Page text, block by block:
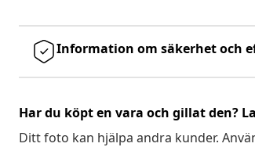
Information om säkerhet och
Har du köpt en vara och gillat den?
Ditt foto kan hjälpa andra kunder.